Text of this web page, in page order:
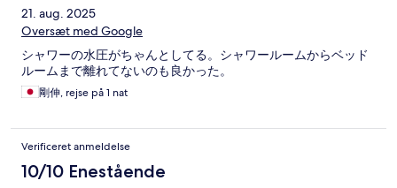
21. aug. 2025
Oversæt med Google
シャワーの水圧がちゃんとしてる。シャワールームからベッド
ルームまで離れてないのも良かった。
剛伸, rejse på 1 nat
Verificeret anmeldelse
10/10 Enestående